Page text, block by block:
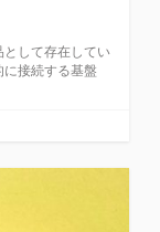
して存在してい
接続する基盤